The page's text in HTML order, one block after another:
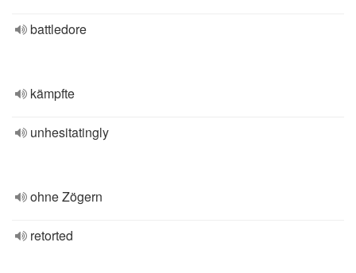
battledore
kämpfte
unhesitatingly
ohne Zögern
retorted